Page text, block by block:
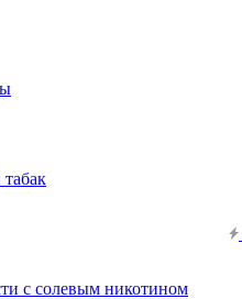
с солевым никотином